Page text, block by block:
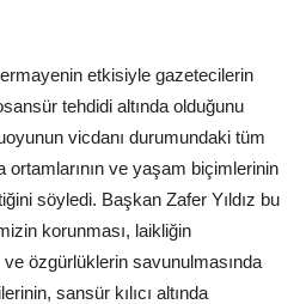
etkisiyle gazetecilerin
tehdidi altında olduğunu
vicdanı durumundaki tüm
ortamlarının ve yaşam biçimlerinin
söyledi. Başkan Zafer Yıldız bu
korunması, laikliğin
özgürlüklerin savunulmasında
sansür kılıcı altında